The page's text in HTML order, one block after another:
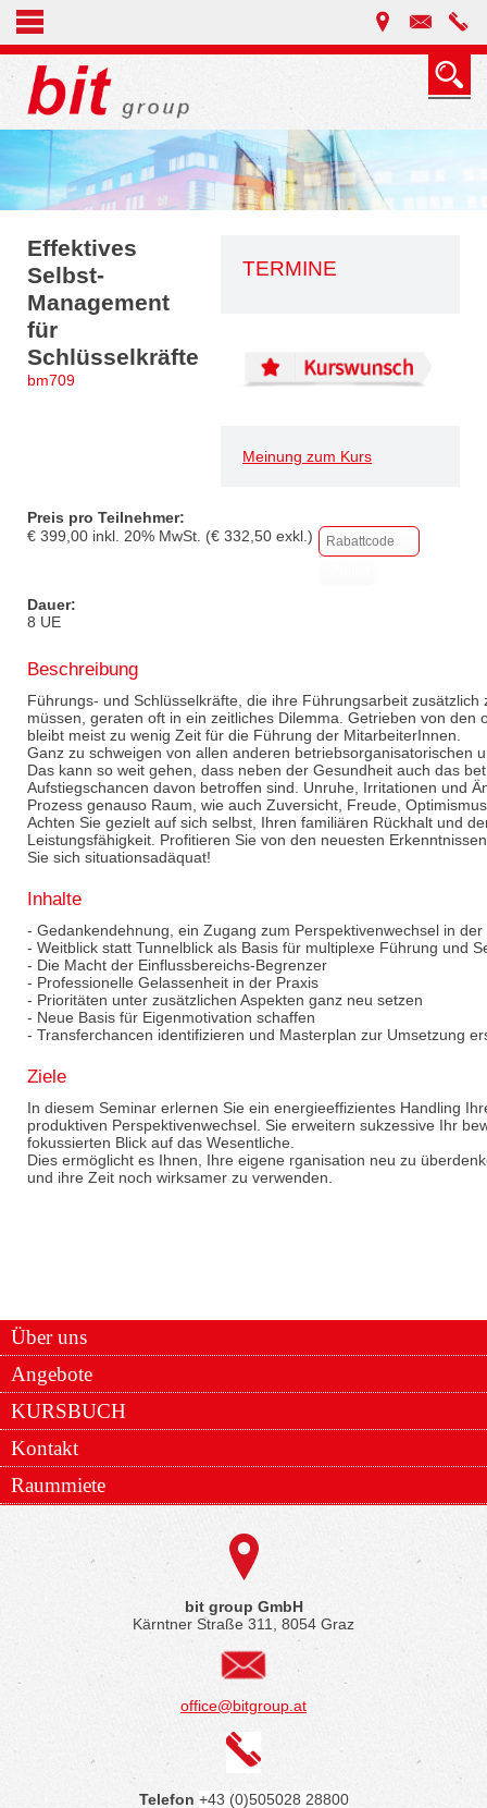
TERMINE
Meinung zum Kurs
Effektives
Selbst-
Management
für
Schlüsselkräfte
bm709
Preis pro Teilnehmer:
€ 399,00 inkl. 20% MwSt. (€ 332,50 exkl.)
Dauer:
8 UE
Beschreibung
Führungs- und Schlüsselkräfte, die ihre Führungsarbeit
müssen, geraten oft in ein zeitliches Dilemma. Getrieben von den
bleibt meist zu wenig Zeit für die Führung der MitarbeiterInnen.
Ganz zu schweigen von allen anderen betriebsorganisatorischen
Das kann so weit gehen, dass neben der Gesundheit auch das
Aufstiegschancen davon betroffen sind. Unruhe, Irritationen und
Prozess genauso Raum, wie auch Zuversicht, Freude,
Achten Sie gezielt auf sich selbst, Ihren familiären Rückhalt und
Leistungsfähigkeit. Profitieren Sie von den neuesten
Sie sich situationsadäquat!
Inhalte
- Gedankendehnung, ein Zugang zum Perspektivenwechsel in der
- Weitblick statt Tunnelblick als Basis für multiplexe Führung und
- Die Macht der Einflussbereichs-Begrenzer
- Professionelle Gelassenheit in der Praxis
- Prioritäten unter zusätzlichen Aspekten ganz neu setzen
- Neue Basis für Eigenmotivation schaffen
- Transferchancen identifizieren und Masterplan zur Umsetzung
Ziele
In diesem Seminar erlernen Sie ein energieeffizientes Handling
produktiven Perspektivenwechsel. Sie erweitern sukzessive Ihr
fokussierten Blick auf das Wesentliche.
Dies ermöglicht es Ihnen, Ihre eigene rganisation neu zu
und ihre Zeit noch wirksamer zu verwenden.
Über uns
Angebote
KURSBUCH
Kontakt
Raummiete
bit group GmbH
Kärntner Straße 311, 8054 Graz
office@bitgroup.at
Telefon +43 (0)505028 28800